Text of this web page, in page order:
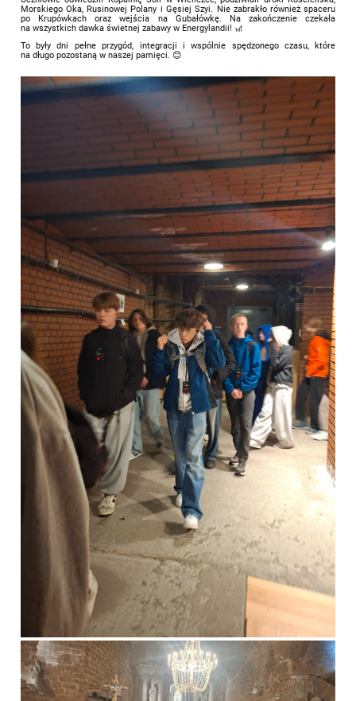
Morskiego Oka, Rusinowej Polany i Gęsiej Szyi. Nie zabrakło również spaceru
po Krupówkach oraz wejścia na Gubałówkę. Na zakończenie czekała
na wszystkich dawka świetnej zabawy w Energylandii! 🎢
To były dni pełne przygód, integracji i wspólnie spędzonego czasu, które
na długo pozostaną w naszej pamięci. 😊